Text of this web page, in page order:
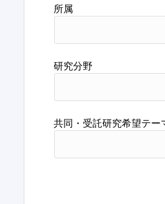
所属
研究分野
共同・受託研究希望テー